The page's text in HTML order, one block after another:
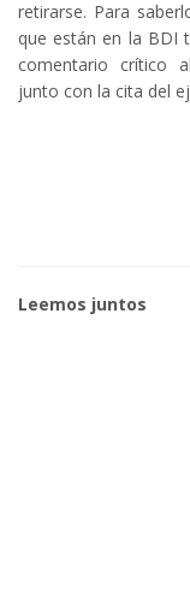
retirarse. Para
que están en la BDI
comentario crítico
junto con la cita del
Leemos juntos